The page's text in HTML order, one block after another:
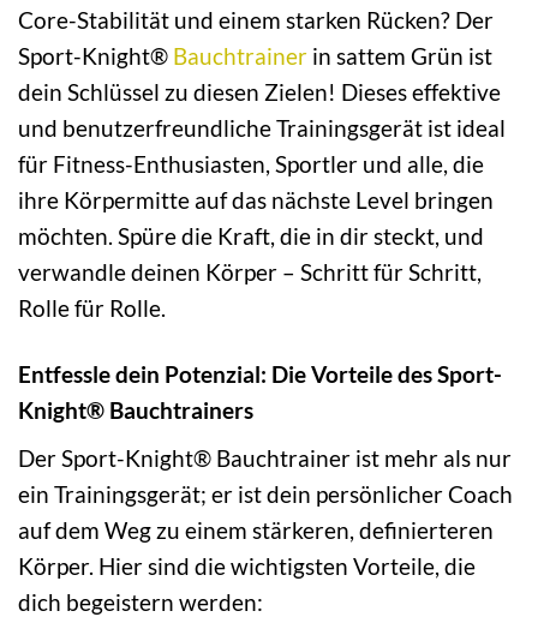
Core-Stabilität und einem starken Rücken? Der
Sport-Knight® Bauchtrainer in sattem Grün ist
dein Schlüssel zu diesen Zielen! Dieses effektive
und benutzerfreundliche Trainingsgerät ist ideal
für Fitness-Enthusiasten, Sportler und alle, die
ihre Körpermitte auf das nächste Level bringen
möchten. Spüre die Kraft, die in dir steckt, und
verwandle deinen Körper – Schritt für Schritt,
Rolle für Rolle.
Entfessle dein Potenzial: Die Vorteile des Sport-
Knight® Bauchtrainers
Der Sport-Knight® Bauchtrainer ist mehr als nur
ein Trainingsgerät; er ist dein persönlicher Coach
auf dem Weg zu einem stärkeren, definierteren
Körper. Hier sind die wichtigsten Vorteile, die
dich begeistern werden: